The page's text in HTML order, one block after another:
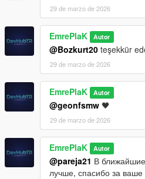
29 de marzo de 2026
EmrePlaK Autor
@Bozkurt20 teşekkür
29 de marzo de 2026
EmrePlaK Autor
@geonfsmw 🖤
29 de marzo de 2026
EmrePlaK Autor
@pareja21 В
лучше, спасибо за